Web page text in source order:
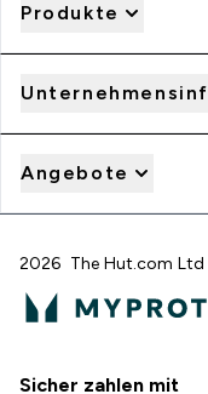
Produkte
Angebote
2026 The Hut.com Ltd
Sicher zahlen mit